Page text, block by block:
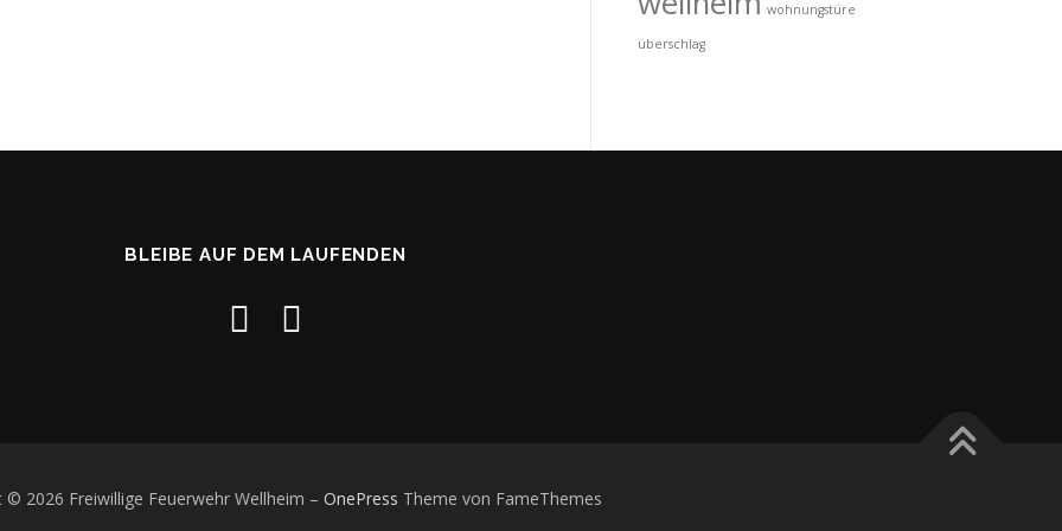
wohnungstüre
überschlag
BLEIBE AUF DEM LAUFENDEN
© 2026 Freiwillige Feuerwehr Wellheim – OnePress Theme von FameThemes